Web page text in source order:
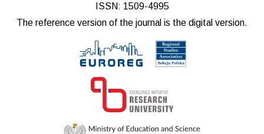
ISSN: 1509-4995
The reference version of the journal is the digital version.